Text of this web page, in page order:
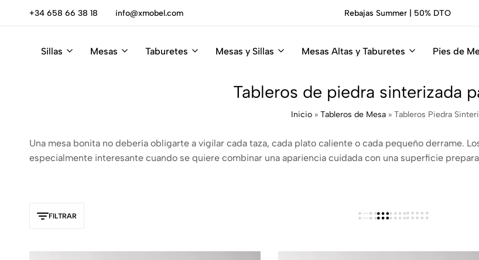
+34 658 66 38 18 info@xmobel.com Rebajas Summer | 50% DTO
Sillas Mesas Taburetes Mesas y Sillas Mesas Altas y Taburetes Pies de
Tableros de piedra sinterizada
Inicio » Tableros de Mesa » Tableros Piedra
Una mesa bonita no debería obligarte a vigilar cada taza, cada plato caliente o cada pequeño derrame.
especialmente interesante cuando se quiere combinar una apariencia cuidada con una superficie
FILTRAR